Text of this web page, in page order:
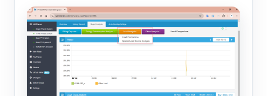
Фабричен енергиен мониторинг
Новини
Блогове
Програма за награди
За нас